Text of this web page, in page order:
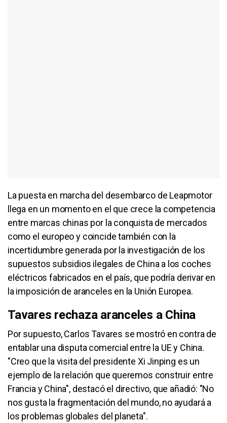
La puesta en marcha del desembarco de Leapmotor
llega en un momento en el que crece la competencia
entre marcas chinas por la conquista de mercados
como el europeo y coincide también con la
incertidumbre generada por la investigación de los
supuestos subsidios ilegales de China a los coches
eléctricos fabricados en el país, que podría derivar en
la imposición de aranceles en la Unión Europea.
Tavares rechaza aranceles a China
Por supuesto, Carlos Tavares se mostró en contra de
entablar una disputa comercial entre la UE y China.
"Creo que la visita del presidente Xi Jinping es un
ejemplo de la relación que queremos construir entre
Francia y China", destacó el directivo, que añadió: "No
nos gusta la fragmentación del mundo, no ayudará a
los problemas globales del planeta".